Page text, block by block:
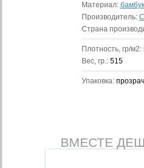
Материал: бамбук
Производитель:
Страна
Плотность, гр/м2:
Вес, гр.: 515
Упаковка:
ВМЕСТЕ